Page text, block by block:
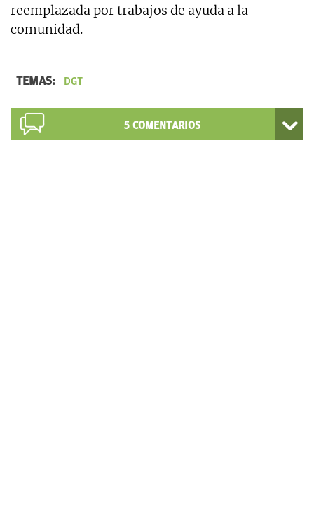
reemplazada por trabajos de ayuda a la
comunidad.
TEMAS: DGT
5 COMENTARIOS